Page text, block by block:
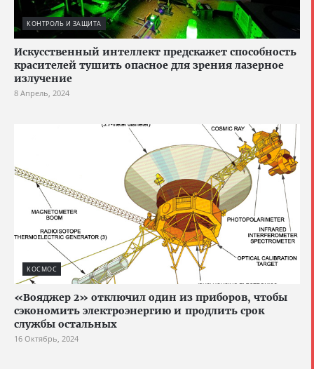
КОНТРОЛЬ И ЗАЩИТА
Искусственный интеллект предскажет способность
красителей тушить опасное для зрения лазерное
излучение
8 Апрель, 2024
КОСМОС
«Вояджер 2» отключил один из приборов, чтобы
сэкономить электроэнергию и продлить срок
службы остальных
16 Октябрь, 2024